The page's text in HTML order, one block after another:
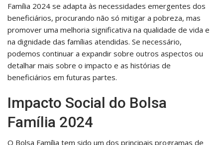
Família 2024 se adapta às necessidades emergentes dos
beneficiários, procurando não só mitigar a pobreza, mas
promover uma melhoria significativa na qualidade de vida e
na dignidade das famílias atendidas. Se necessário,
podemos continuar a expandir sobre outros aspectos ou
detalhar mais sobre o impacto e as histórias de
beneficiários em futuras partes.
Impacto Social do Bolsa
Família 2024
O Bolsa Família tem sido um dos principais programas de